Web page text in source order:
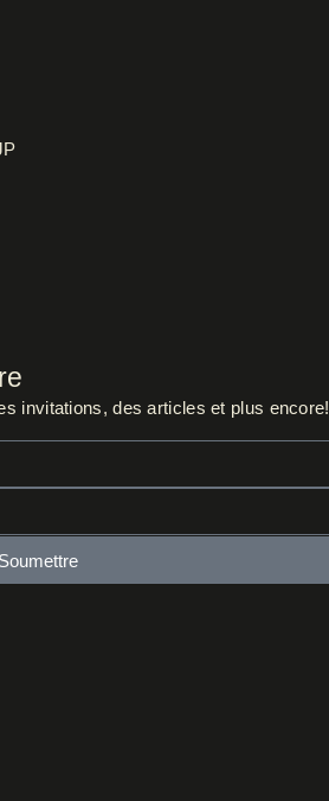
invitations, des articles et plus encore!